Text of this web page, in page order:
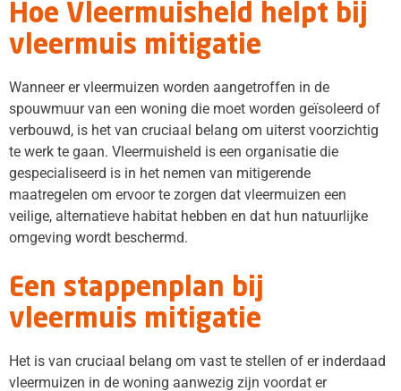
Hoe Vleermuisheld helpt bij
vleermuis mitigatie
Wanneer er vleermuizen worden aangetroffen in de
spouwmuur van een woning die moet worden geïsoleerd of
verbouwd, is het van cruciaal belang om uiterst voorzichtig
te werk te gaan. Vleermuisheld is een organisatie die
gespecialiseerd is in het nemen van mitigerende
maatregelen om ervoor te zorgen dat vleermuizen een
veilige, alternatieve habitat hebben en dat hun natuurlijke
omgeving wordt beschermd.
Een stappenplan bij
vleermuis mitigatie
Het is van cruciaal belang om vast te stellen of er inderdaad
vleermuizen in de woning aanwezig zijn voordat er